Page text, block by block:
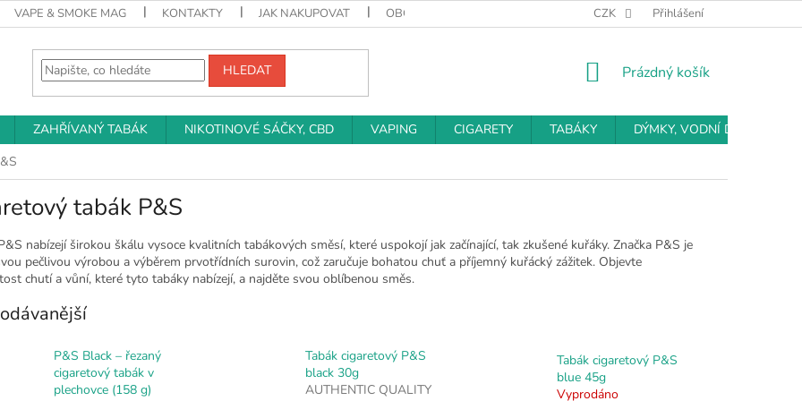
VAPE & SMOKE MAG KONTAKTY JAK NAKUPOVAT OBCHODNÍ PODMÍNKY PODMÍNKY OCHRANY OSOBNÍCH ÚDAJŮ
CZK Přihlášení
HLEDAT
NÁKUPNÍ
Prázdný košík
ZAHŘÍVANÝ TABÁK NIKOTINOVÉ SÁČKY, CBD VAPING CIGARETY TABÁKY
DÝMKY, VODNÍ DÝMKY
tabák P&S
nabízejí širokou škálu vysoce kvalitních tabákových směsí, které uspokojí jak začínající, tak zkušené kuřáky. Značka P&S je
pečlivou výrobou a výběrem prvotřídních surovin, což zaručuje bohatou chuť a příjemný kuřácký zážitek. Objevte
chutí a vůní, které tyto tabáky nabízejí, a najděte svou oblíbenou směs.
P&S Black – řezaný
cigaretový tabák v
plechovce (158 g)
Tabák cigaretový P&S
black 30g
AUTHENTIC QUALITY
Tabák cigaretový P&S
blue 45g
Vyprodáno